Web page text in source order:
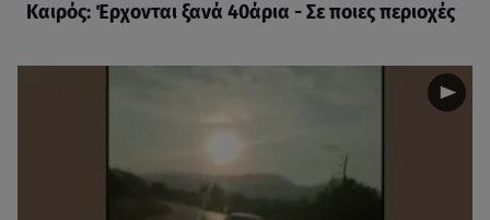
Καιρός: Έρχονται ξανά 40άρια - Σε ποιες περιοχές